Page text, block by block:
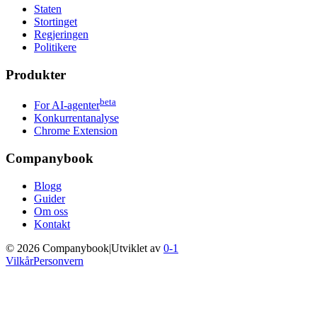
Staten
Stortinget
Regjeringen
Politikere
Produkter
For AI-agenterbeta
Konkurrentanalyse
Chrome Extension
Companybook
Blogg
Guider
Om oss
Kontakt
© 2026 Companybook|Utviklet av 0-1
VilkårPersonvern